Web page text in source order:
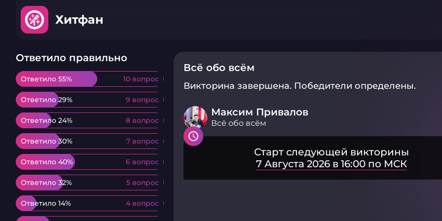
Хитфан
Ответило правильно
Ответило 55% 10 вопрос
Ответило 55% 10 вопрос
Ответило 29% 9 вопрос
Ответило 29% 9 вопрос
Ответило 24% 8 вопрос
Ответило 24% 8 вопрос
Ответило 30% 7 вопрос
Ответило 30% 7 вопрос
Ответило 40% 6 вопрос
Ответило 40% 6 вопрос
Ответило 32% 5 вопрос
Ответило 32% 5 вопрос
Ответило 14% 4 вопрос
Ответило 14% 4 вопрос
Всё обо всём
Викторина завершена. Победители определены.
Максим Привалов
Всё обо всём
Старт следующей викторины
7 Августа 2026 в 16:00 по МСК